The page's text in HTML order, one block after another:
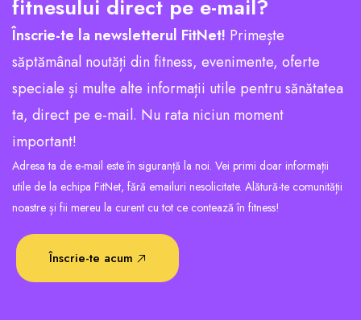
fitnesului direct pe e-mail?
Înscrie-te la newsletterul FitNet! Primește
săptămânal noutăți din fitness, evenimente, oferte
speciale și multe alte informații utile pentru sănătatea
ta, direct pe e-mail. Nu rata niciun moment
important!
Adresa ta de e-mail este în siguranță la noi. Vei primi doar informații
utile de la echipa FitNet, fără emailuri nesolicitate. Alătură-te comunității
noastre și fii mereu la curent cu tot ce contează în fitness!
Înscrie-te acum